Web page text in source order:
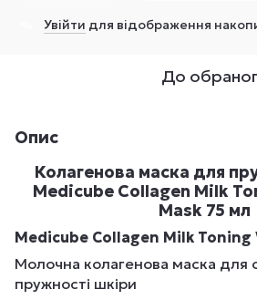
Увійти для відображення
До
Опис
Колагенова маска для
Medicube Collagen Milk
Mask 75 мл
Medicube Collagen Milk
Молочна колагенова маска для
пружності шкіри